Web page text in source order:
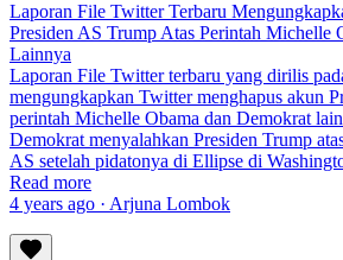
Laporan File Twitter Terbaru
Presiden AS Trump Atas Perintah Michelle
Lainnya
Laporan File Twitter terbaru yang dirilis
mengungkapkan Twitter menghapus akun
perintah Michelle Obama dan Demokrat
Demokrat menyalahkan Presiden Trump
AS setelah pidatonya di Ellipse di
Read more
4 years ago · Arjuna Lombok